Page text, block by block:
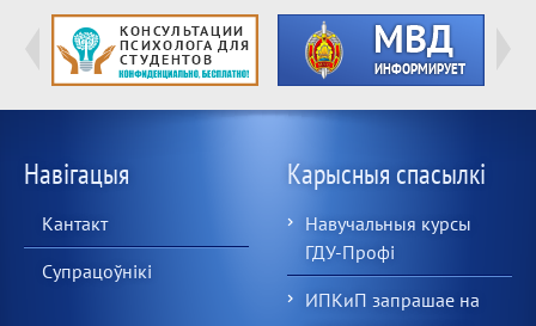
Навігацыя
Кантакт
Супрацоўнікі
Карысныя спасылкі
Навучальныя курсы
ГДУ-Профі
ИПКиП запрашае на